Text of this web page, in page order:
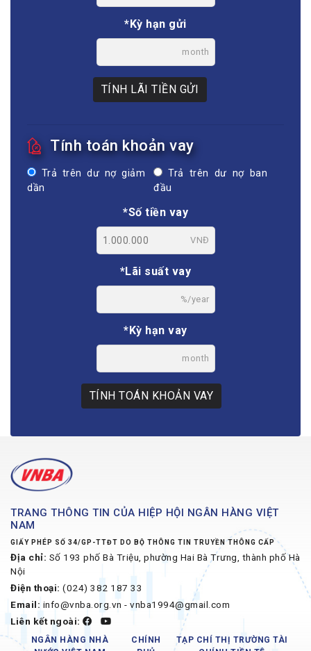
*Kỳ hạn gửi
month
TÍNH LÃI TIỀN GỬI
Tính toán khoản vay
Trả trên dư nợ giảm
dần
Trả trên dư nợ ban
đầu
*Số tiền vay
VNĐ
*Lãi suất vay
%/year
*Kỳ hạn vay
month
TÍNH TOÁN KHOẢN VAY
TRANG THÔNG TIN CỦA HIỆP HỘI NGÂN HÀNG VIỆT
NAM
GIẤY PHÉP SỐ 34/GP-TTĐT DO BỘ THÔNG TIN TRUYỀN THÔNG CẤP
Địa chỉ: Số 193 phố Bà Triệu, phường Hai Bà Trưng, thành phố Hà
Nội
Điện thoại: (024) 382 187 33
Email: info@vnba.org.vn - vnba1994@gmail.com
Liên kết ngoài:
NGÂN HÀNG NHÀ
CHÍNH
TẠP CHÍ THỊ TRƯỜNG TÀI